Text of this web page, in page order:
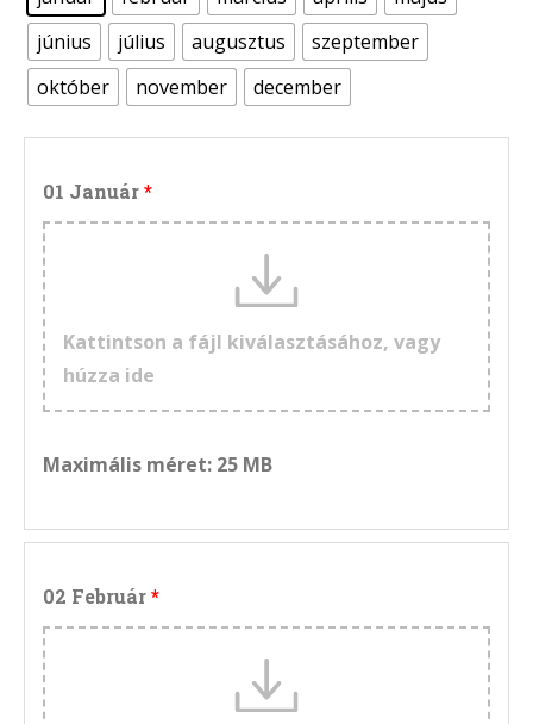
június
július augusztus
szeptember
október
november december
01 Január
Kattintson a fájl kiválasztásához, vagy
húzza ide
Maximális méret: 25 MB
02 Február